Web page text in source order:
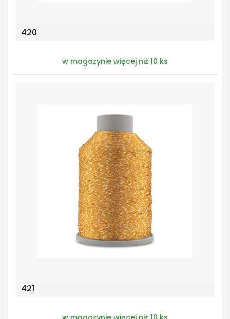
420
w magazynie więcej niż 10 ks
421